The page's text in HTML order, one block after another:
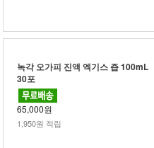
녹각 오가피 진액 엑기스 즙 100mL
30포
65,000원
1,950원 적립